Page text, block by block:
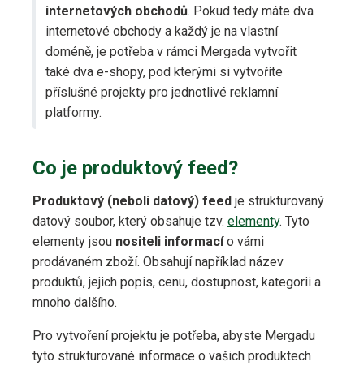
internetových obchodů. Pokud tedy máte dva
internetové obchody a každý je na vlastní
doméně, je potřeba v rámci Mergada vytvořit
také dva e-shopy, pod kterými si vytvoříte
příslušné projekty pro jednotlivé reklamní
platformy.
Co je produktový feed?
Produktový (neboli datový) feed je strukturovaný
datový soubor, který obsahuje tzv. elementy. Tyto
elementy jsou nositeli informacío vámi
prodávaném zboží. Obsahují například název
produktů, jejich popis, cenu, dostupnost, kategorii a
mnoho dalšího.
Pro vytvoření projektu je potřeba, abyste Mergadu
tyto strukturované informace o vašich produktech